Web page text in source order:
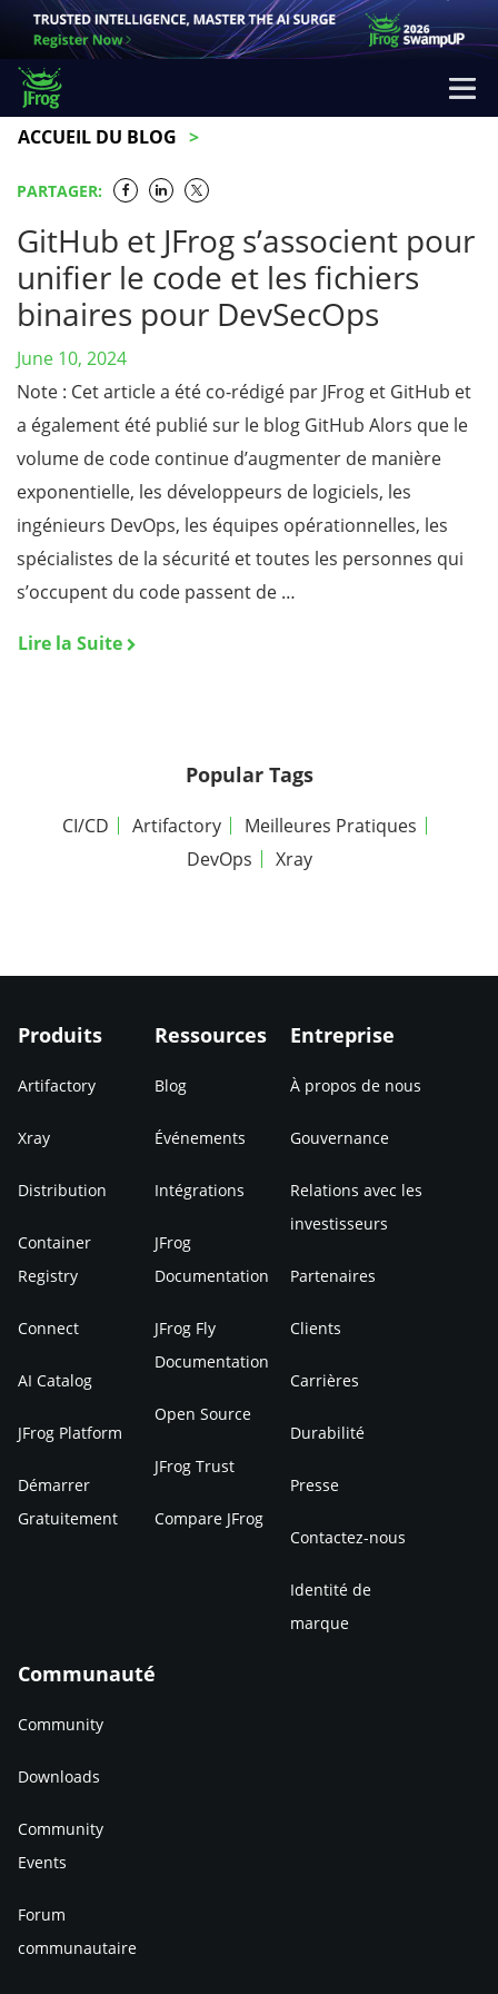
ACCUEIL DU BLOG
PARTAGER:
GitHub et JFrog s’associent pour
unifier le code et les fichiers
binaires pour DevSecOps
June 10, 2024
Note : Cet article a été co-rédigé par JFrog et GitHub et
a également été publié sur le blog GitHub Alors que le
volume de code continue d’augmenter de manière
exponentielle, les développeurs de logiciels, les
ingénieurs DevOps, les équipes opérationnelles, les
spécialistes de la sécurité et toutes les personnes qui
s’occupent du code passent de …
Lire la Suite
Popular Tags
CI/CD Artifactory
Meilleures Pratiques
DevOps
Xray
Produits
Artifactory
Xray
Distribution
Container
Registry
Connect
AI Catalog
JFrog Platform
Démarrer
Gratuitement
Ressources
Blog
Événements
Intégrations
JFrog
Documentation
JFrog Fly
Documentation
Open Source
JFrog Trust
Compare JFrog
Entreprise
À propos de nous
Gouvernance
Relations avec les
investisseurs
Partenaires
Clients
Carrières
Durabilité
Presse
Contactez-nous
Identité de
marque
Communauté
Community
Downloads
Community
Events
Forum
communautaire